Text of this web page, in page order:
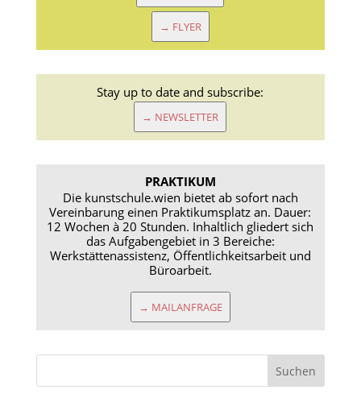
→ FLYER
Stay up to date and subscribe:
→ NEWSLETTER
PRAKTIKUM
Die kunstschule.wien bietet ab sofort nach
Vereinbarung einen Praktikumsplatz an. Dauer:
12 Wochen à 20 Stunden. Inhaltlich gliedert sich
das Aufgabengebiet in 3 Bereiche:
Werkstättenassistenz, Öffentlichkeitsarbeit und
Büroarbeit.
→ MAILANFRAGE